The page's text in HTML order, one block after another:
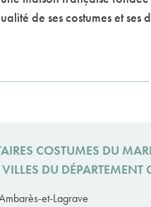
de ses costumes et ses
COSTUMES DU
DU DÉPARTEMENT
et-Lagrave